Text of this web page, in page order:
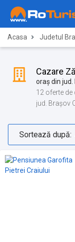
Acasa Judetul
Cazare
oraș din jud.
12 oferte de
jud. Brașov Contact direct la proprietari prin Romania